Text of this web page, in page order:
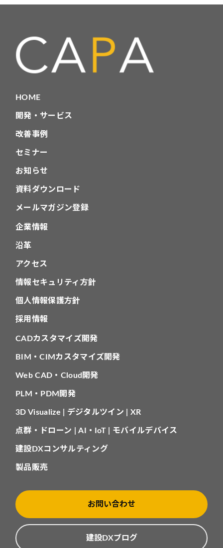
ー
シ
ンHOME
開発・サービス
改善事例
セミナー
お知らせ
資料ダウンロード
メールマガジン登録
企業情報
沿革
アクセス
情報セキュリティ方針
個人情報保護方針
採用情報
CADカスタマイズ開発
BIM・CIMカスタマイズ開発
Web CAD・Cloud開発
PLM・PDM開発
3D Visualize | デジタルツイン | XR
点群・ドローン | AI・IoT | モバイルデバイス
建設DXコンサルティング
製品販売
お問い合わせ
建設DXブログ